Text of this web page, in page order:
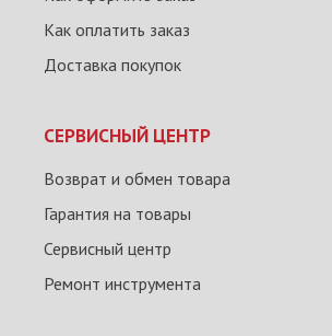
Как оплатить заказ
Доставка покупок
СЕРВИСНЫЙ ЦЕНТР
Возврат и обмен товара
Гарантия на товары
Сервисный центр
Ремонт инструмента